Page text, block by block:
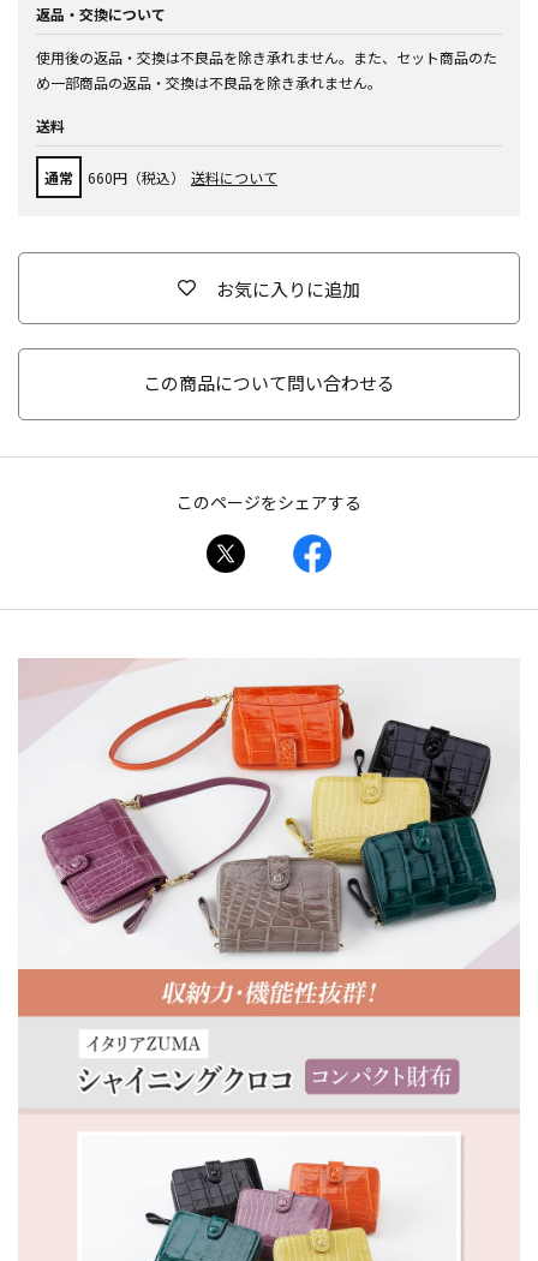
返品・交換について
使用後の返品・交換は不良品を除き承れません。また、セット商品のた
め一部商品の返品・交換は不良品を除き承れません。
送料
通常 660円（税込） 送料について
お気に入りに追加
この商品について問い合わせる
このページをシェアする